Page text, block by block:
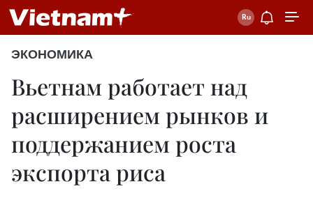
ЭКОНОМИКА
Вьетнам работает над
расширением рынков и
поддержанием роста
экспорта риса